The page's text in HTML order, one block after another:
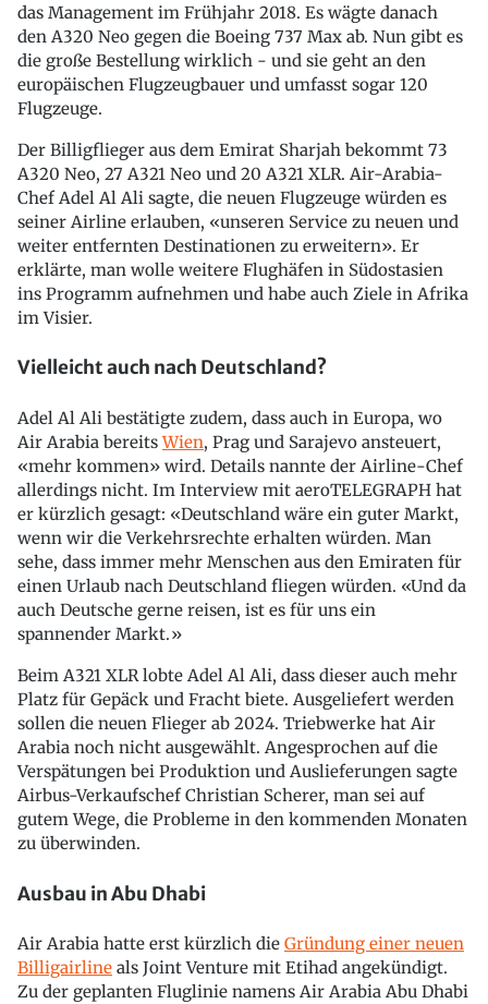
das Management im Frühjahr 2018. Es wägte danach
den A320 Neo gegen die Boeing 737 Max ab. Nun gibt es
die große Bestellung wirklich - und sie geht an den
europäischen Flugzeugbauer und umfasst sogar 120
Flugzeuge.
Der Billigflieger aus dem Emirat Sharjah bekommt 73
A320 Neo, 27 A321 Neo und 20 A321 XLR. Air-Arabia-
Chef Adel Al Ali sagte, die neuen Flugzeuge würden es
seiner Airline erlauben, «unseren Service zu neuen und
weiter entfernten Destinationen zu erweitern». Er
erklärte, man wolle weitere Flughäfen in Südostasien
ins Programm aufnehmen und habe auch Ziele in Afrika
im Visier.
Vielleicht auch nach Deutschland?
Adel Al Ali bestätigte zudem, dass auch in Europa, wo
Air Arabia bereitsWien, Prag und Sarajevo ansteuert,
«mehr kommen» wird. Details nannte der Airline-Chef
allerdings nicht. Im Interview mit aeroTELEGRAPH hat
er kürzlich gesagt: «Deutschland wäre ein guter Markt,
wenn wir die Verkehrsrechte erhalten würden. Man
sehe, dass immer mehr Menschen aus den Emiraten für
einen Urlaub nach Deutschland fliegen würden. «Und da
auch Deutsche gerne reisen, ist es für uns ein
spannender Markt.»
Beim A321 XLR lobte Adel Al Ali, dass dieser auch mehr
Platz für Gepäck und Fracht biete. Ausgeliefert werden
sollen die neuen Flieger ab 2024. Triebwerke hat Air
Arabia noch nicht ausgewählt. Angesprochen auf die
Verspätungen bei Produktion und Auslieferungen sagte
Airbus-Verkaufschef Christian Scherer, man sei auf
gutem Wege, die Probleme in den kommenden Monaten
zu überwinden.
Ausbau in Abu Dhabi
Air Arabia hatte erst kürzlich die Gründung einer neuen
Billigairline als Joint Venture mit Etihad angekündigt.
Zu der geplanten Fluglinie namens Air Arabia Abu Dhabi